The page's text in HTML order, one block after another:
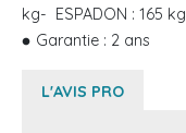
kg- ESPADON : 165 kg
Garantie : 2 ans
L'AVIS PRO